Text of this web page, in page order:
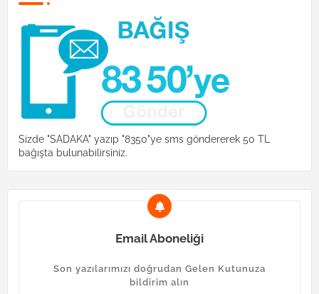
Sizde "SADAKA" yazıp "8350"ye sms göndererek 50 TL
bağışta bulunabilirsiniz.
Email Aboneliği
Son yazılarımızı doğrudan Gelen Kutunuza
bildirim alın